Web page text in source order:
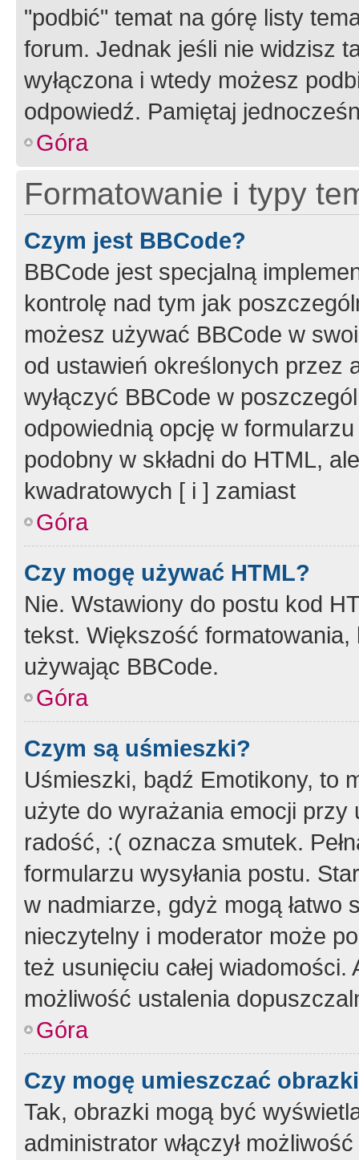
"podbić" temat na górę listy
forum. Jednak jeśli nie widzisz
wyłączona i wtedy możesz
odpowiedź. Pamiętaj
Góra
Formatowanie i typy
Czym jest BBCode?
BBCode jest specjalną
kontrolę nad tym jak
możesz używać BBCode w
od ustawień określonych przez
wyłączyć BBCode w
odpowiednią opcję w
podobny w składni do HTML,
kwadratowych [ i ] zamiast
Góra
Czy mogę używać HTML?
Nie. Wstawiony do postu kod
tekst. Większość
używając BBCode.
Góra
Czym są uśmieszki?
Uśmieszki, bądź Emotikony, to
użyte do wyrażania emocji
radość, :( oznacza smutek.
formularzu wysyłania postu.
w nadmiarze, gdyż mogą
nieczytelny i moderator może
też usunięciu całej
możliwość ustalenia
Góra
Czy mogę umieszczać
Tak, obrazki mogą być
administrator włączył